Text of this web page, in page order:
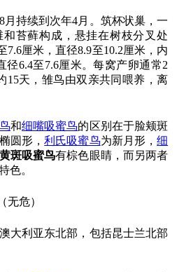
月持续到次年4月。筑杯状巢，一
苔藓构成，悬挂在树枝分叉处
7.6厘米，直径8.9至10.2厘米，内
径6.4至7.6厘米。每窝产卵通常2
15天，雏鸟由双亲共同喂养，离
和细嘴吸蜜鸟的区别在于脸颊斑
圆形，利氏吸蜜鸟为新月形，细
斑吸蜜鸟有棕色眼睛，而另两者
色。
无危）
大利亚东北部，包括昆士兰北部